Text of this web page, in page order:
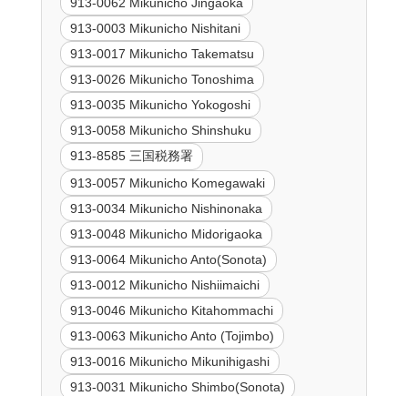
913-0003 Mikunicho Nishitani
913-0017 Mikunicho Takematsu
913-0026 Mikunicho Tonoshima
913-0035 Mikunicho Yokogoshi
913-0058 Mikunicho Shinshuku
913-8585 三国税務署
913-0057 Mikunicho Komegawaki
913-0034 Mikunicho Nishinonaka
913-0048 Mikunicho Midorigaoka
913-0064 Mikunicho Anto(Sonota)
913-0012 Mikunicho Nishiimaichi
913-0046 Mikunicho Kitahommachi
913-0063 Mikunicho Anto (Tojimbo)
913-0016 Mikunicho Mikunihigashi
913-0031 Mikunicho Shimbo(Sonota)